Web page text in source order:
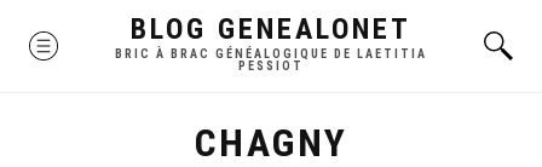
MENU BLOG GENEALONET
BRIC À BRAC GÉNÉALOGIQUE DE LAETITIA
PESSIOT
CHAGNY